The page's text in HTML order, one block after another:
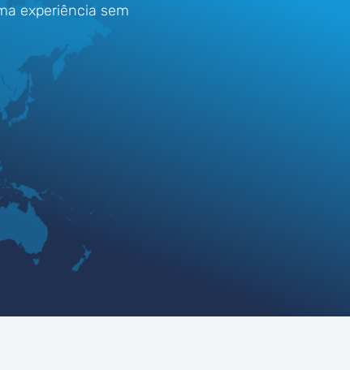
experiência sem